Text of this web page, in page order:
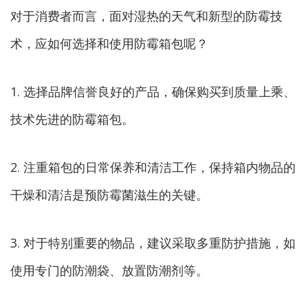
对于消费者而言，面对湿热的天气和新型的防霉技
术，应如何选择和使用防霉箱包呢？
1. 选择品牌信誉良好的产品，确保购买到质量上乘、
技术先进的防霉箱包。
2. 注重箱包的日常保养和清洁工作，保持箱内物品的
干燥和清洁是预防霉菌滋生的关键。
3. 对于特别重要的物品，建议采取多重防护措施，如
使用专门的防潮袋、放置防潮剂等。